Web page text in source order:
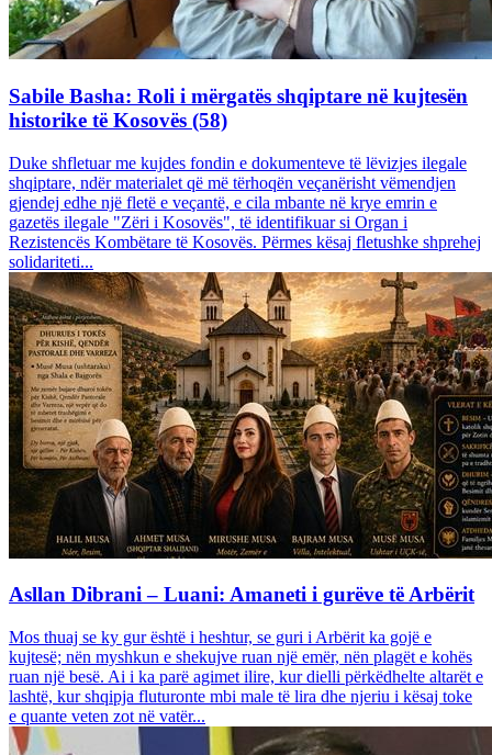
Sabile Basha: Roli i mërgatës shqiptare në kujtesën
historike të Kosovës (58)
Duke shfletuar me kujdes fondin e dokumenteve të lëvizjes ilegale
shqiptare, ndër materialet që më tërhoqën veçanërisht vëmendjen
gjendej edhe një fletë e veçantë, e cila mbante në krye emrin e
gazetës ilegale "Zëri i Kosovës", të identifikuar si Organ i
Rezistencës Kombëtare të Kosovës. Përmes kësaj fletushke shprehej
solidariteti...
Asllan Dibrani – Luani: Amaneti i gurëve të Arbërit
Mos thuaj se ky gur është i heshtur, se guri i Arbërit ka gojë e
kujtesë; nën myshkun e shekujve ruan një emër, nën plagët e kohës
ruan një besë. Ai i ka parë agimet ilire, kur dielli përkëdhelte altarët e
lashtë, kur shqipja fluturonte mbi male të lira dhe njeriu i kësaj toke
e quante veten zot në vatër...